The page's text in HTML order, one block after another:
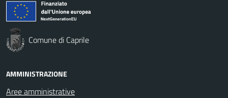
Comune di Caprile
AMMINISTRAZIONE
Aree amministrative